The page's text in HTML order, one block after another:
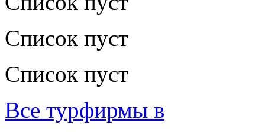
Список пуст
Список пуст
Все турфирмы в